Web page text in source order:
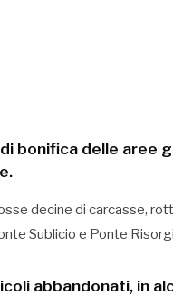
bonifica delle aree
decine di carcasse,
Sublicio e Ponte
abbandonati, in